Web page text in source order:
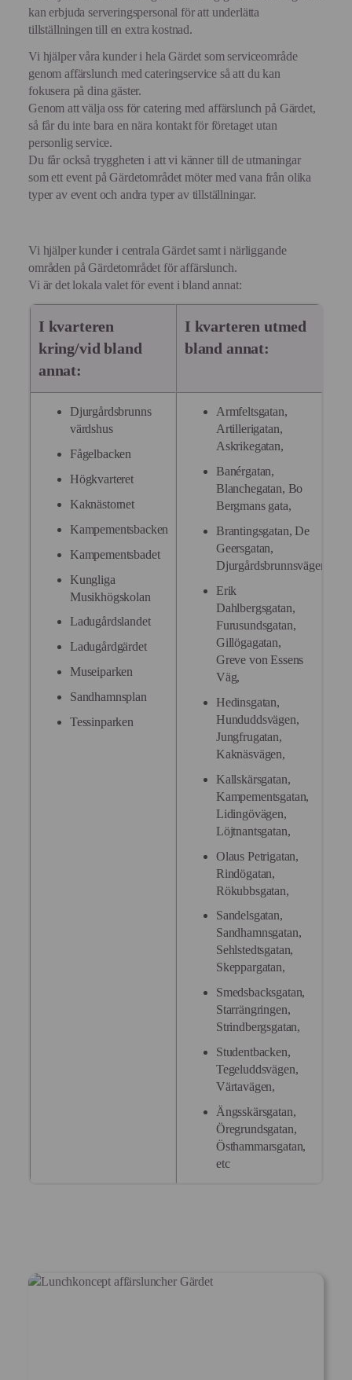
kan erbjuda serveringspersonal för att underlätta
tillställningen till en extra kostnad.
Vi hjälper våra kunder i hela Gärdet som serviceområde
genom affärslunch med cateringservice så att du kan
fokusera på dina gäster.
Genom att välja oss för catering med affärslunch på Gärdet,
så får du inte bara en nära kontakt för företaget utan
personlig service.
Du får också tryggheten i att vi känner till de utmaningar
som ett event på Gärdetområdet möter med vana från olika
typer av event och andra typer av tillställningar.
Vi hjälper kunder i centrala Gärdet samt i närliggande
områden på Gärdetområdet för affärslunch.
Vi är det lokala valet för event i bland annat:
I kvarteren
kring/vid bland
annat:
I kvarteren utmed
bland annat:
Djurgårdsbrunns
värdshus
Fågelbacken
Högkvarteret
Kaknästornet
Kampementsbacken
Kampementsbadet
Kungliga
Musikhögskolan
Ladugårdslandet
Ladugårdgärdet
Museiparken
Sandhamnsplan
Tessinparken
Armfeltsgatan,
Artillerigatan,
Askrikegatan,
Banérgatan,
Blanchegatan, Bo
Bergmans gata,
Brantingsgatan, De
Geersgatan,
Djurgårdsbrunnsvägen,
Erik
Dahlbergsgatan,
Furusundsgatan,
Gillögagatan,
Greve von Essens
Väg,
Hedinsgatan,
Hunduddsvägen,
Jungfrugatan,
Kaknäsvägen,
Kallskärsgatan,
Kampementsgatan,
Lidingövägen,
Löjtnantsgatan,
Olaus Petrigatan,
Rindögatan,
Rökubbsgatan,
Sandelsgatan,
Sandhamnsgatan,
Sehlstedtsgatan,
Skeppargatan,
Smedsbacksgatan,
Starrängringen,
Strindbergsgatan,
Studentbacken,
Tegeluddsvägen,
Värtavägen,
Ängsskärsgatan,
Öregrundsgatan,
Östhammarsgatan,
etc